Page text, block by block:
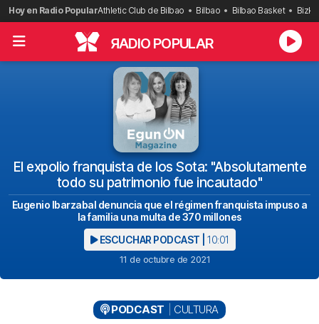
Saltar
al
contenido
Hoy en Radio PopularAthletic Club de Bilbao Bilbao Bilbao Basket
RADIO POPULAR
El expolio franquista de los Sota: "Absolutamente
todo su patrimonio fue incautado"
Eugenio Ibarzabal denuncia que el régimen franquista impuso a
la familia una multa de 370 millones
ESCUCHAR PODCAST | 10:01
11 de octubre de 2021
PODCAST CULTURA